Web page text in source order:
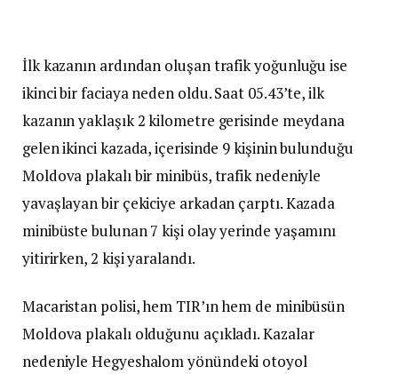
İlk kazanın ardından oluşan trafik yoğunluğu ise
ikinci bir faciaya neden oldu. Saat 05.43’te, ilk
kazanın yaklaşık 2 kilometre gerisinde meydana
gelen ikinci kazada, içerisinde 9 kişinin bulunduğu
Moldova plakalı bir minibüs, trafik nedeniyle
yavaşlayan bir çekiciye arkadan çarptı. Kazada
minibüste bulunan 7 kişi olay yerinde yaşamını
yitirirken, 2 kişi yaralandı.
Macaristan polisi, hem TIR’ın hem de minibüsün
Moldova plakalı olduğunu açıkladı. Kazalar
nedeniyle Hegyeshalom yönündeki otoyol